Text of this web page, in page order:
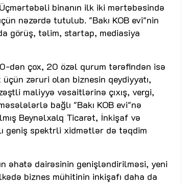
binanın ilk iki mərtəbəsində
nəzərdə tutulub. "Bakı KOB evi"nin
görüş, təlim, startap, mediasiya
dən çox, 20 özəl qurum tərəfindən isə
zəruri olan biznesin qeydiyyatı,
maliyyə vəsaitlərinə çıxış, vergi,
bağlı "Bakı KOB evi"nə
Beynəlxalq Ticarət, İnkişaf və
geniş spektrli xidmətlər də təqdim
əhatə dairəsinin genişləndirilməsi, yeni
biznes mühitinin inkişafı daha da